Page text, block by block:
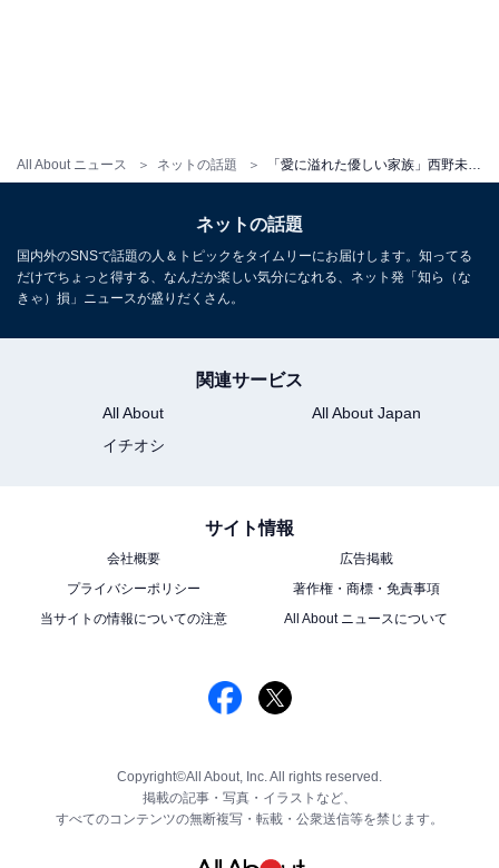
All About ニュース ネットの話題
ネットの話題
国内外のSNSで話題の人＆トピックをタイムリーにお届けします。知ってる
だけでちょっと得する、なんだか楽しい気分になれる、ネット発「知ら（な
きゃ）損」ニュースが盛りだくさん。
関連サービス
All About
All About Japan
イチオシ
サイト情報
会社概要
広告掲載
プライバシーポリシー
著作権・商標・免責事項
当サイトの情報についての注意
All About ニュースについて
Copyright©All About, Inc. All rights reserved.
掲載の記事・写真・イラストなど、
すべてのコンテンツの無断複写・転載・公衆送信等を禁じます。